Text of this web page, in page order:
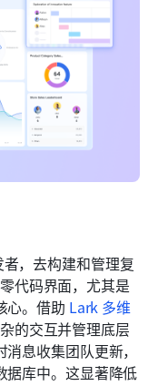
，去构建和管理复
代码界面，尤其是
心。借助 Lark 多维
的交互并管理底层
息收集团队更新，
据库中。这显著降低